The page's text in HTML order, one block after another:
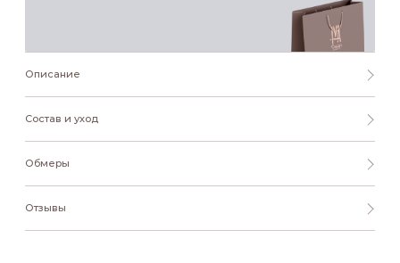
Описание
Состав и уход
Обмеры
Отзывы